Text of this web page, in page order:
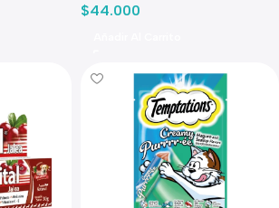
$44.000